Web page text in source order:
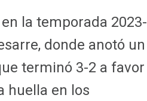
la temporada 2023-
donde anotó un
terminó 3-2 a favor
huella en los